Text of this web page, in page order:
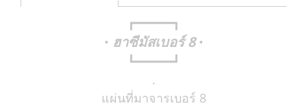
┏━━━━━┓
• ฮาซีมัสเบอร์ 8•
┗━━━━━┛
.
แผ่นที่มาจารเบอร์ 8